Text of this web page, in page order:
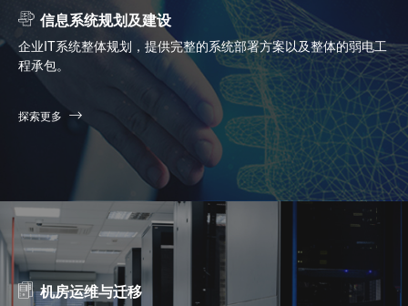
信息系统规划及建设
企业IT系统整体规划，提供完整的系统部署方案以及整体的弱电工
程承包。
探索更多
机房运维与迁移